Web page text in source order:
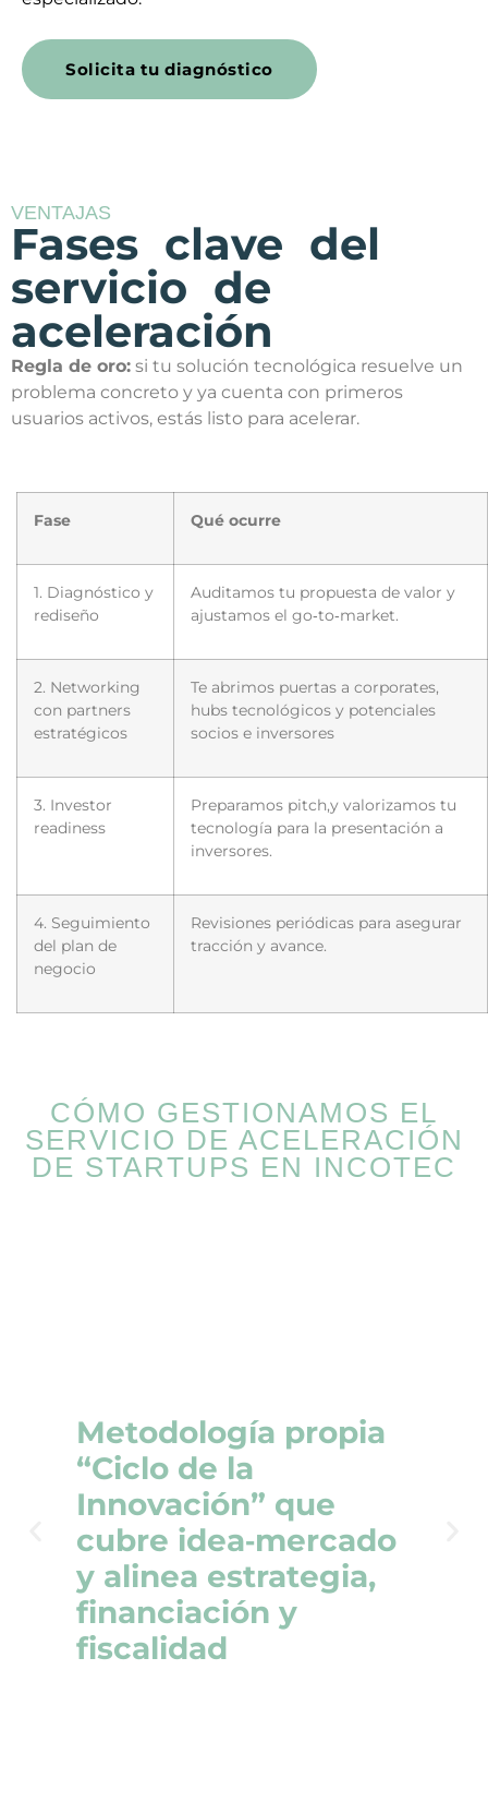
Solicita tu diagnóstico
VENTAJAS
Fases clave del
servicio de
aceleración
Regla de oro: si tu solución tecnológica resuelve un
problema concreto y ya cuenta con primeros
usuarios activos, estás listo para acelerar.
Fase Qué ocurre
1. Diagnóstico y
rediseño
Auditamos tu propuesta de valor y
ajustamos el go‑to‑market.
2. Networking
con partners
estratégicos
Te abrimos puertas a corporates,
hubs tecnológicos y potenciales
socios e inversores
3. Investor
readiness
Preparamos pitch,y valorizamos tu
tecnología para la presentación a
inversores.
4. Seguimiento
del plan de
negocio
Revisiones periódicas para asegurar
tracción y avance.
CÓMO GESTIONAMOS EL
SERVICIO DE ACELERACIÓN
DE STARTUPS EN INCOTEC
Metodología propia
“Ciclo de la
Innovación” que
cubre idea‑mercado
y alinea estrategia,
financiación y
fiscalidad​